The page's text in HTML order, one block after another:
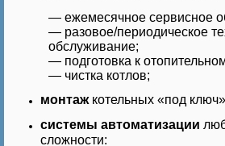
— ежемесячное сервисное
— разовое/периодическое
обслуживание;
— подготовка к
— чистка котлов;
монтажкотельных «под
системы автоматизации
сложности: